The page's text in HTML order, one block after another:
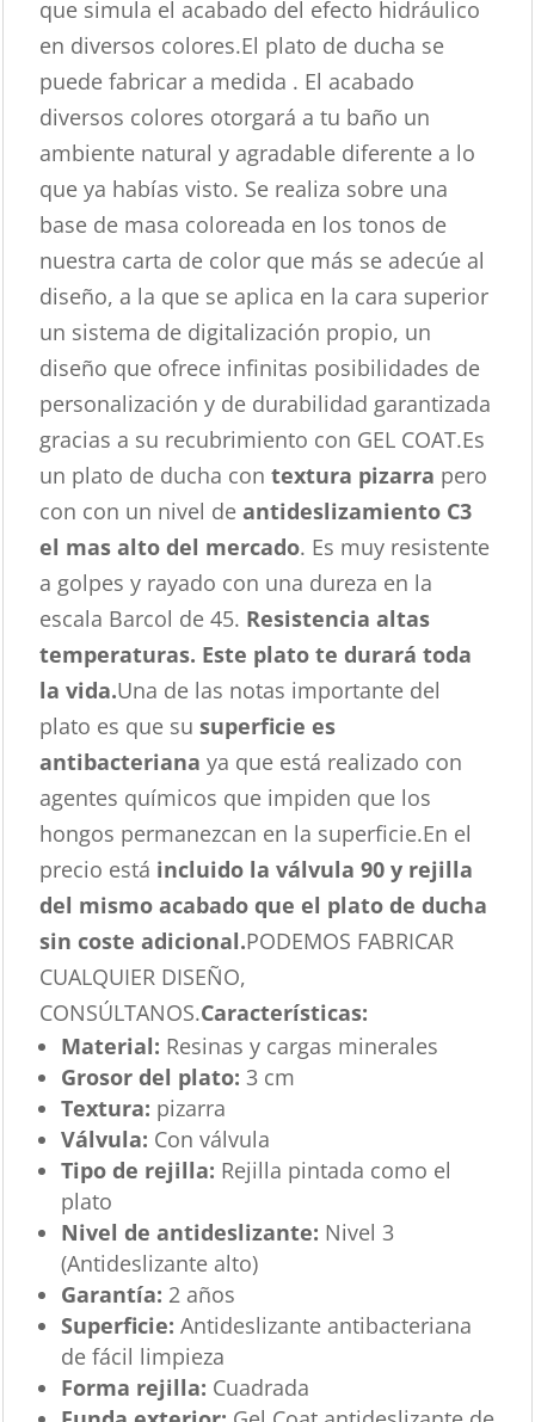
que simula el acabado del efecto hidráulico
en diversos colores.El plato de ducha se
puede fabricar a medida . El acabado
diversos colores otorgará a tu baño un
ambiente natural y agradable diferente a lo
que ya habías visto. Se realiza sobre una
base de masa coloreada en los tonos de
nuestra carta de color que más se adecúe al
diseño, a la que se aplica en la cara superior
un sistema de digitalización propio, un
diseño que ofrece infinitas posibilidades de
personalización y de durabilidad garantizada
gracias a su recubrimiento con GEL COAT.Es
un plato de ducha con textura pizarra pero
con con un nivel deantideslizamiento C3
el mas alto del mercado. Es muy resistente
a golpes y rayado con una dureza en la
escala Barcol de 45. Resistencia altas
temperaturas. Este plato te durará toda
la vida.Una de las notas importante del
plato es que susuperficie es
antibacterianaya que está realizado con
agentes químicos que impiden que los
hongos permanezcan en la superficie.En el
precio está incluido la válvula 90 y rejilla
del mismo acabado que el plato de ducha
sin coste adicional.PODEMOS FABRICAR
CUALQUIER DISEÑO,
CONSÚLTANOS.Características:
Material: Resinas y cargas minerales
Grosor del plato: 3 cm
Textura: pizarra
Válvula: Con válvula
Tipo de rejilla: Rejilla pintada como el
plato
Nivel de antideslizante: Nivel 3
(Antideslizante alto)
Garantía: 2 años
Superficie: Antideslizante antibacteriana
de fácil limpieza
Forma rejilla: Cuadrada